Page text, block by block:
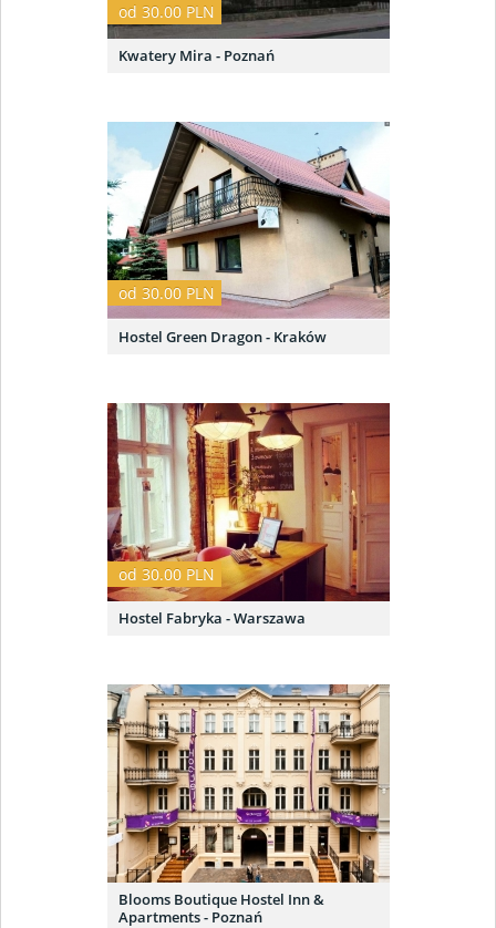
od 30.00 PLN
Kwatery Mira - Poznań
od 30.00 PLN
Hostel Green Dragon - Kraków
od 30.00 PLN
Hostel Fabryka - Warszawa
Blooms Boutique Hostel Inn &
Apartments - Poznań